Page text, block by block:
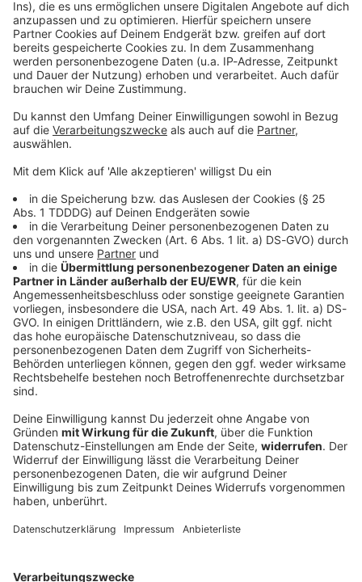
Kontaktformular
Sprachnachricht
© dpa-infocom, dpa:260129-930-611882/2
Sport
Polnische Fahrerin siegt am Mont Ventoux
und holt Tour-Gelb
«Berg des Schreckens», «Gigant der Provence»,
«kahler Riese». Namen für den Mont Ventoux gibt es
Phinney den Berg so gut wie keine andere Fahrerin.